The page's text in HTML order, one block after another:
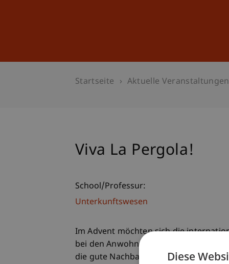
Startseite Aktuelle Veranstaltungen
Viva La Pergola!
School/Professur:
Unterkunftswesen
Im Advent möchten sich die
bei den Anwohnern und Freunden
die gute Nachbarschaft bedanken.
Diese